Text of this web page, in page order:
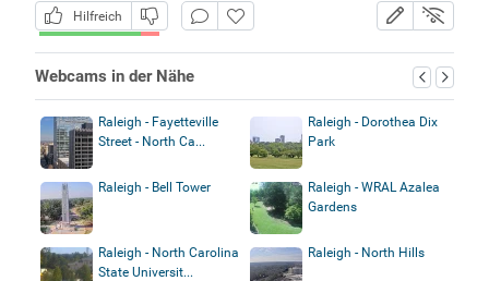
Hilfreich
Webcams in der Nähe
Raleigh - Fayetteville
Street - North Ca...
Raleigh - Dorothea Dix
Park
Raleigh - Bell Tower
Raleigh - WRAL Azalea
Gardens
Raleigh - North Carolina
State Universit...
Raleigh - North Hills